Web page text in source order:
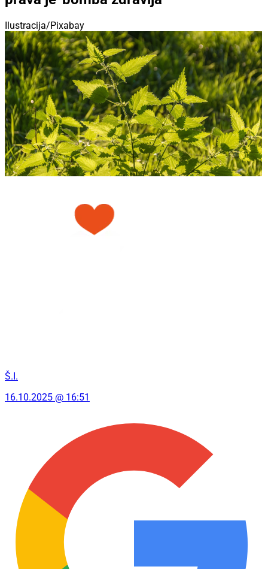
Ilustracija/Pixabay
Š.I.
16.10.2025 @ 16:51